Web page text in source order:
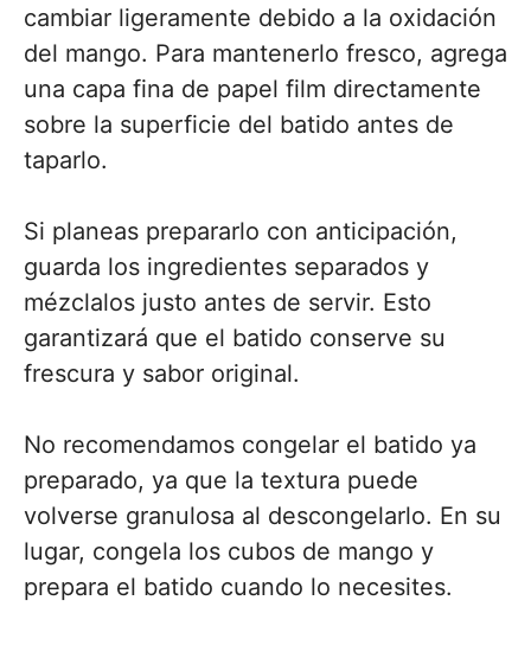
cambiar ligeramente debido a la oxidación
del mango. Para mantenerlo fresco, agrega
una capa fina de papel film directamente
sobre la superficie del batido antes de
taparlo.
Si planeas prepararlo con anticipación,
guarda los ingredientes separados y
mézclalos justo antes de servir. Esto
garantizará que el batido conserve su
frescura y sabor original.
No recomendamos congelar el batido ya
preparado, ya que la textura puede
volverse granulosa al descongelarlo. En su
lugar, congela los cubos de mango y
prepara el batido cuando lo necesites.